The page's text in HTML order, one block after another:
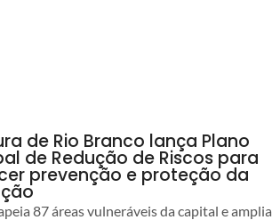
de Rio Branco lança Plano
de Redução de Riscos para
prevenção e proteção da
87 áreas vulneráveis da capital e amplia